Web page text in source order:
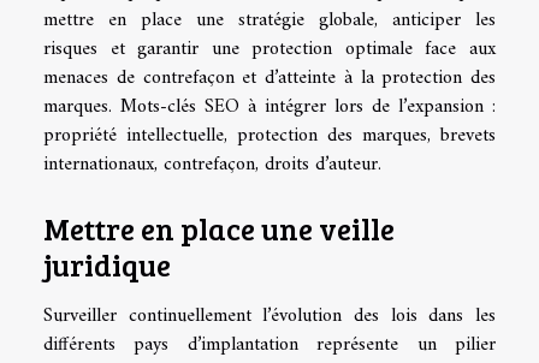
mettre en place une stratégie globale, anticiper les
risques et garantir une protection optimale face aux
menaces de contrefaçon et d’atteinte à la protection des
marques. Mots-clés SEO à intégrer lors de l’expansion :
propriété intellectuelle, protection des marques, brevets
internationaux, contrefaçon, droits d’auteur.
Mettre en place une veille
juridique
Surveiller continuellement l’évolution des lois dans les
différents pays d’implantation représente un pilier